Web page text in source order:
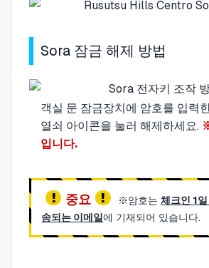
Sora 잠금 해제 방법
객실 문 잠금장치에 암호를 입력
열쇠 아이콘을 눌러 해제하세요.
입니다.
중요 ※암호는 체크인 1
송되는 이메일에 기재되어 있습니다.